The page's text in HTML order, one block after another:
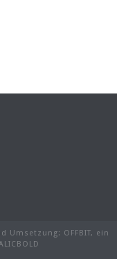
Umsetzung: OFFBIT, ein